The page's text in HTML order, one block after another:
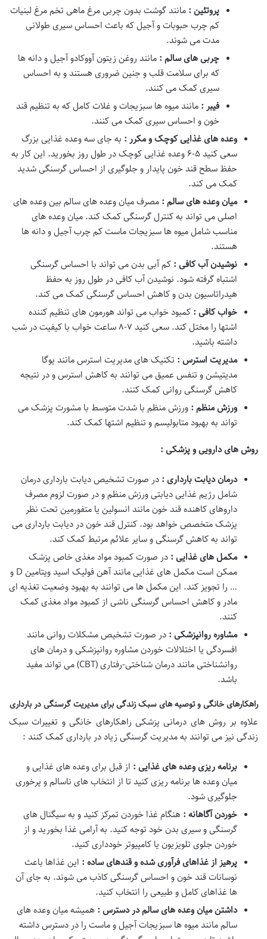
پروتئین : مانند گوشت بدون چربی مرغ ماهی تخم مرغ لبنیات
کم چرب حبوبات و آجیل که باعث احساس سیری طولانی
مدت می شوند.
چربی های سالم : مانند روغن زیتون آووکادو آجیل و دانه ها
که برای سلامت قلب و جنین ضروری هستند و به احساس
سیری کمک می کنند.
فیبر : مانند میوه ها سبزیجات و غلات کامل که به تنظیم قند
خون و احساس سیری کمک می کنند.
وعده های غذایی کوچک و مکرر : به جای سه وعده غذایی بزرگ
سعی کنید ۵-۶ وعده غذایی کوچک در طول روز بخورید. این کار به
حفظ سطح قند خون پایدار و جلوگیری از احساس گرسنگی شدید
کمک می کند.
میان وعده های سالم : مصرف میان وعده های سالم بین وعده های
اصلی می تواند به کنترل گرسنگی کمک کند. میان وعده های
مناسب شامل میوه ها سبزیجات ماست کم چرب آجیل و دانه ها
هستند.
نوشیدن آب کافی : کم آبی بدن می تواند با احساس گرسنگی
اشتباه گرفته شود. نوشیدن آب کافی در طول روز به حفظ
هیدراتاسیون بدن و کاهش احساس گرسنگی کمک می کند.
خواب کافی : کمبود خواب می تواند هورمون های تنظیم کننده
اشتها را مختل کند. سعی کنید ۷-۸ ساعت خواب با کیفیت در شب
داشته باشید.
مدیریت استرس : تکنیک های مدیریت استرس مانند یوگا
مدیتیشن و تنفس عمیق می توانند به کاهش استرس و در نتیجه
کاهش گرسنگی روانی کمک کنند.
ورزش منظم : ورزش منظم با شدت متوسط با مشورت پزشک می
تواند به بهبود متابولیسم و تنظیم اشتها کمک کند.
روش های دارویی و پزشکی :
درمان دیابت بارداری : در صورت تشخیص دیابت بارداری درمان
شامل رژیم غذایی دیابتی ورزش منظم و در صورت لزوم مصرف
داروهای کاهنده قند خون مانند انسولین یا متفورمین تحت نظر
پزشک متخصص خواهد بود. کنترل قند خون در دیابت بارداری می
تواند به کاهش گرسنگی و سایر علائم مرتبط کمک کند.
مکمل های غذایی : در صورت کمبود مواد مغذی خاص پزشک
ممکن است مکمل های غذایی مانند آهن فولیک اسید ویتامین D و
… را تجویز کند. این مکمل ها می توانند به بهبود وضعیت تغذیه ای
مادر و کاهش احساس گرسنگی ناشی از کمبود مواد مغذی کمک
کنند.
مشاوره روانپزشکی : در صورت تشخیص مشکلات روانی مانند
افسردگی یا اختلالات خوردن مشاوره روانپزشکی و درمان های
روانشناختی مانند درمان شناختی-رفتاری (CBT) می تواند مفید
باشد.
راهکارهای خانگی و توصیه های سبک زندگی برای مدیریت گرسنگی در بارداری
علاوه بر روش های درمانی پزشکی راهکارهای خانگی و تغییرات سبک
زندگی نیز می توانند به مدیریت گرسنگی زیاد در بارداری کمک کنند :
برنامه ریزی وعده های غذایی : از قبل برای وعده های غذایی و
میان وعده ها برنامه ریزی کنید تا از انتخاب های ناسالم و پرخوری
جلوگیری شود.
خوردن آگاهانه : هنگام غذا خوردن تمرکز کنید و به سیگنال های
گرسنگی و سیری بدن خود توجه کنید. به آرامی غذا بخورید و از
خوردن جلوی تلویزیون یا کامپیوتر خودداری کنید.
پرهیز از غذاهای فرآوری شده و قندهای ساده : این غذاها باعث
نوسانات قند خون و احساس گرسنگی کاذب می شوند. به جای آن
ها غذاهای کامل و طبیعی را انتخاب کنید.
داشتن میان وعده های سالم در دسترس : همیشه میان وعده های
سالم مانند میوه ها سبزیجات آجیل و ماست را در دسترس داشته